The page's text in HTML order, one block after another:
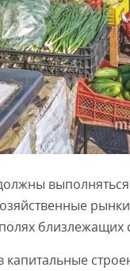
близлежащих
капитальные